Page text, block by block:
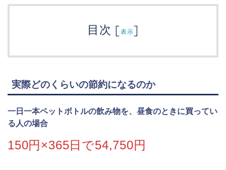
目次 [表示]
実際どのくらいの節約になるのか
一日一本ペットボトルの飲み物を、昼食のときに買ってい
る人の場合
150円×365日で54,750円